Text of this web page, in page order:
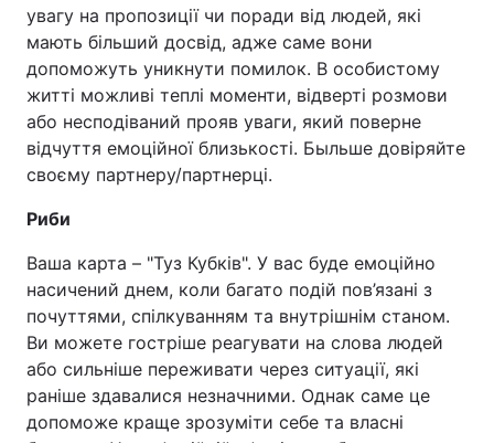
увагу на пропозиції чи поради від людей, які
мають більший досвід, адже саме вони
допоможуть уникнути помилок. В особистому
житті можливі теплі моменти, відверті розмови
або несподіваний прояв уваги, який поверне
відчуття емоційної близькості. Быльше довіряйте
своєму партнеру/партнерці.
Риби
Ваша карта – "Туз Кубків". У вас буде емоційно
насичений днем, коли багато подій пов’язані з
почуттями, спілкуванням та внутрішнім станом.
Ви можете гостріше реагувати на слова людей
або сильніше переживати через ситуації, які
раніше здавалися незначними. Однак саме це
допоможе краще зрозуміти себе та власні